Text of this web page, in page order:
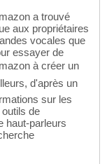
a trouvé
aux propriétaires
vocales que
essayer de
à créer un
d'après un
sur les
de
haut-parleurs